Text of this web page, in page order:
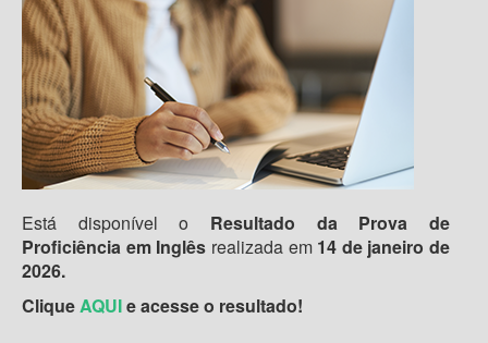
Está disponível o Resultado da Prova de
Proficiência em Inglês realizada em 14 de janeiro de
2026.
CliqueAQUIeacesse o resultado!